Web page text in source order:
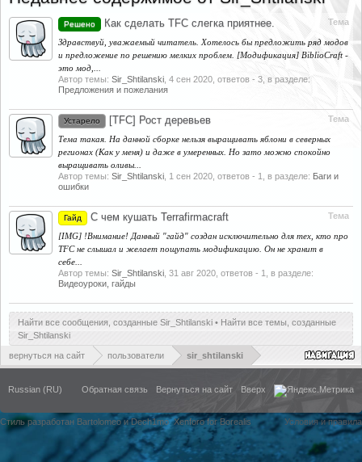
Тема
Решено Как сделать TFC слегка приятнее.
Здравствуй, уважаемый читатель. Хотелось бы предложить ряд модов
и предложение по решению мелких проблем. [Модификация] BiblioCraft -
это мод,...
Автор темы: Sir_Shtilanski 4 сен 2020 , ответов - 3, в разделе:
Предложения и пожелания
Тема
Устарело [TFC] Рост деревьев
Тема такая. На данной сборке нельзя выращивать яблони в северных
регионах (Как у меня) и даже в умеренных. Но зато можно спокойно
выращивать оливы...
Автор темы: Sir_Shtilanski 1 сен 2020 , ответов - 1, в разделе: Баги и
ошибки
Тема
Гайд С чем кушать Terrafirmacraft
[IMG] !Внимание! Данный "гайд" создан исключительно для тех, кто про
TFC не слышал и желает пощупать модификацию. Он не хранит в
себе...
Автор темы: Sir_Shtilanski 31 авг 2020 , ответов - 1, в разделе:
Видеоуроки, гайды
Найти все сообщения, созданные Sir_Shtilanski
Найти все темы, созданные
Sir_Shtilanski
вернуться на сайт пользователи sir_shtilanski
Russian (RU) Обратная связь Вернуться на сайт Вверх
Стиль разработан Bartolomeo и Dech1moXenforo for Borealis Условия и правила